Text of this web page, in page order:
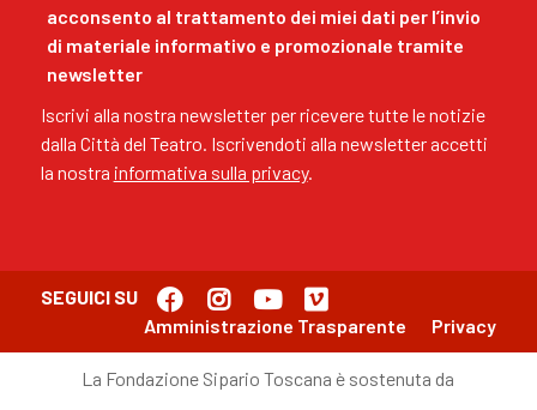
acconsento al trattamento dei miei dati per l’invio
di materiale informativo e promozionale tramite
newsletter
Iscrivi alla nostra newsletter per ricevere tutte le notizie
dalla Città del Teatro. Iscrivendoti alla newsletter accetti
la nostra informativa sulla privacy.
SEGUICI SU
Amministrazione Trasparente
Privacy
La Fondazione Sipario Toscana è sostenuta da